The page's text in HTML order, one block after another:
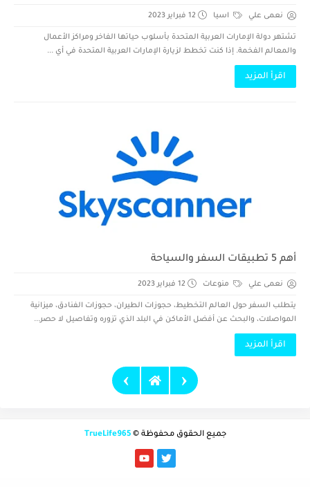
نعمى علي اسيا 12 فبراير 2023
تشتهر دولة الإمارات العربية المتحدة بأسلوب حياتها الفاخر ومراكز الأعمال
والمعالم الفخمة. إذا كنت تخطط لزيارة الإمارات العربية المتحدة في أي ...
اقرأ المزيد
أهم 5 تطبيقات السفر والسياحة
نعمى علي منوعات 12 فبراير 2023
يتطلب السفر حول العالم التخطيط، حجوزات الطيران، حجوزات الفنادق، ميزانية
المواصلات، والبحث عن أفضل الأماكن في البلد الذي تزوره وتفاصيل لا حصر...
اقرأ المزيد
‹
›
جميع الحقوق محفوظة © TrueLife965